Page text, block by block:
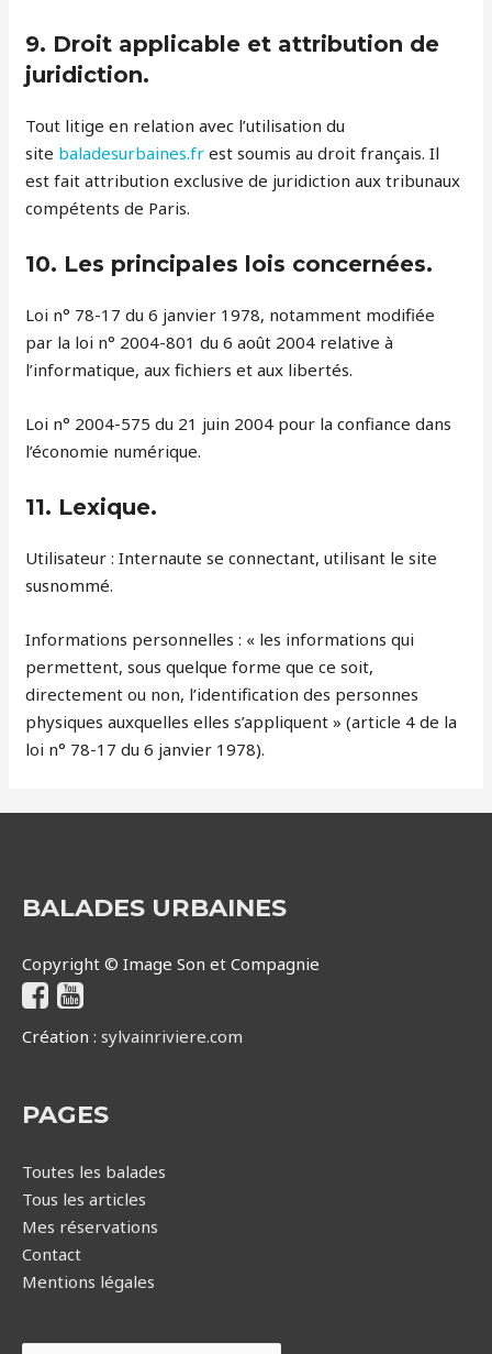
9. Droit applicable et attribution de
juridiction.
Tout litige en relation avec l’utilisation du
site baladesurbaines.fr est soumis au droit français. Il
est fait attribution exclusive de juridiction aux tribunaux
compétents de Paris.
10. Les principales lois concernées.
Loi n° 78-17 du 6 janvier 1978, notamment modifiée
par la loi n° 2004-801 du 6 août 2004 relative à
l’informatique, aux fichiers et aux libertés.
Loi n° 2004-575 du 21 juin 2004 pour la confiance dans
l’économie numérique.
11. Lexique.
Utilisateur : Internaute se connectant, utilisant le site
susnommé.
Informations personnelles : « les informations qui
permettent, sous quelque forme que ce soit,
directement ou non, l’identification des personnes
physiques auxquelles elles s’appliquent » (article 4 de la
loi n° 78-17 du 6 janvier 1978).
BALADES URBAINES
Copyright © Image Son et Compagnie
Création : sylvainriviere.com
PAGES
Toutes les balades
Tous les articles
Mes réservations
Contact
Mentions légales